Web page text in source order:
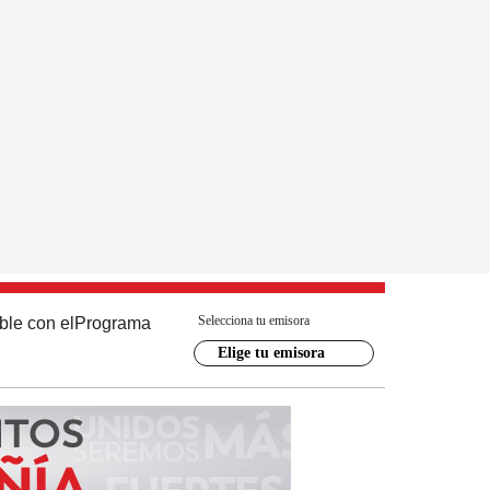
con el Programa Selecciona tu emisora
Elige tu emisora